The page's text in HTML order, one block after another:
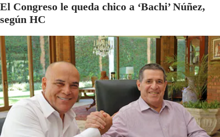
El Congreso le queda chico a ‘Bachi’ Núñez,
según HC